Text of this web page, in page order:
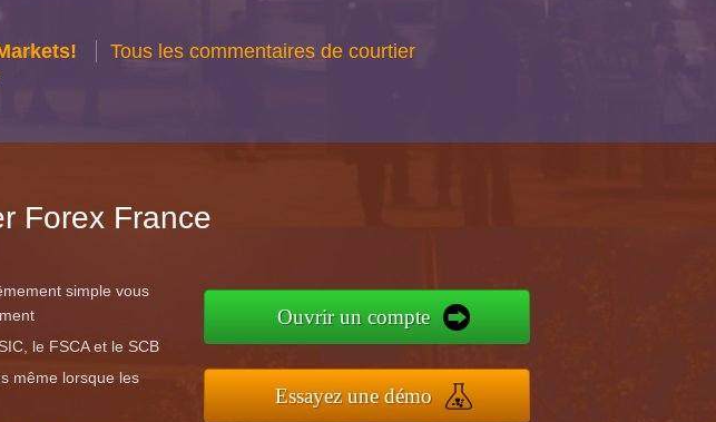
Tous les commentaires de courtier
Forex France
simple vous
le FSCA et le SCB
même lorsque les
Ouvrir un compte
Essayez une démo